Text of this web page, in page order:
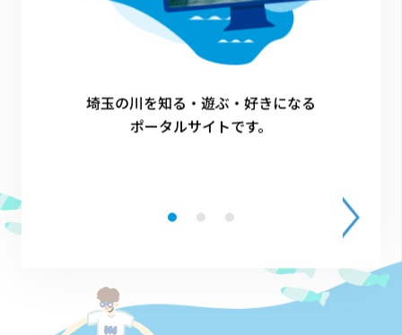
埼玉の川を知る・遊ぶ・好きになる
ポータルサイトです。